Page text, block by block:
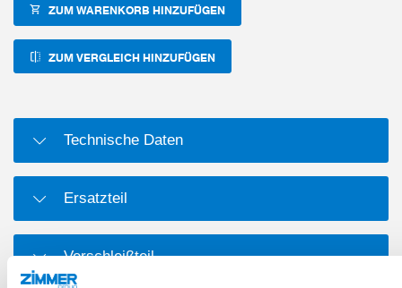
ZUM WARENKORB HINZUFÜGEN
ZUM VERGLEICH HINZUFÜGEN
Technische Daten
Ersatzteil
Verschleißteil